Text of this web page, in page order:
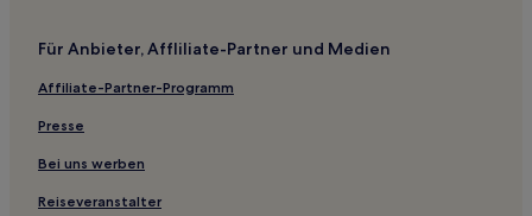
Für Anbieter, Affliliate-Partner und Medien
Affiliate-Partner-Programm
Presse
Bei uns werben
Reiseveranstalter